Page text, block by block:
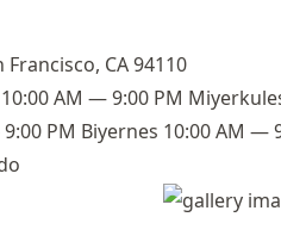
Francisco, CA 94110
AM — 9:00 PM
PM Biyernes 10:00 AM —